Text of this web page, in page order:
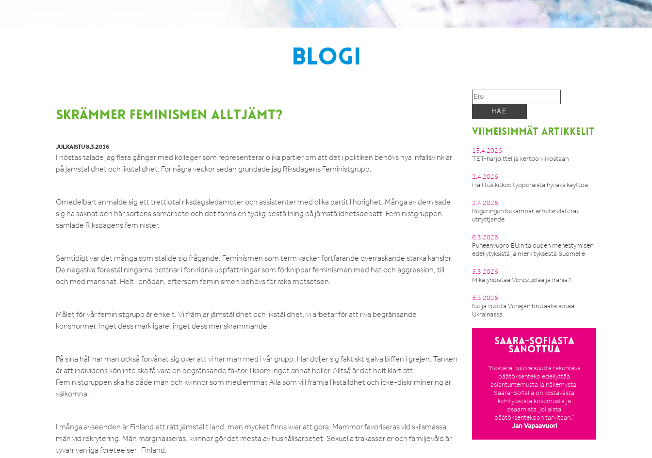
BLOGI
SKRÄMMER FEMINISMEN ALLTJÄMT?
JULKAISTU 8.3.2016
I höstas talade jag flera gånger med kolleger som representerar olika partier om att det i politiken behövs nya infallsvinklar
på jämställdhet och likställdhet. För några veckor sedan grundade jag Riksdagens Feministgrupp.
Omedelbart anmälde sig ett trettiotal riksdagsledamöter och assistenter med olika partitillhörighet. Många av dem sade
sig ha saknat den här sortens samarbete och det fanns en tydlig beställning på jämställdhetsdebatt. Feministgruppen
samlade Riksdagens feminister.
Samtidigt var det många som ställde sig frågande. Feminismen som term väcker fortfarande överraskande starka känslor.
De negativa föreställningarna bottnar i förvridna uppfattningar som förknippar feminismen med hat och aggression, till
och med manshat. Helt i onödan, eftersom feminismen behövs för raka motsatsen.
Målet för vår feministgrupp är enkelt. Vi främjar jämställdhet och likställdhet, vi arbetar för att riva begränsande
könsnormer. Inget dess märkligare, inget dess mer skrämmande.
På sina håll har man också förvånat sig över att vi har män med i vår grupp. Här döljer sig faktiskt själva biffen i grejen. Tanken
är att individens kön inte ska få vara en begränsande faktor, liksom inget annat heller. Alltså är det helt klart att
Feministgruppen ska ha både män och kvinnor som medlemmar. Alla som vill främja likställdhet och icke-diskriminering är
välkomna.
I många avseenden är Finland ett rätt jämställt land, men mycket finns kvar att göra. Mammor favoriseras vid skilsmässa,
män vid rekrytering. Män marginaliseras, kvinnor gör det mesta av hushållsarbetet. Sexuella trakasserier och familjevåld är
tyvärr vanliga företeelser i Finland.
VIIMEISIMMÄT ARTIKKELIT
13.4.2026
TET-harjoittelija kertoo viikostaan
2.4.2026
Hallitus kitkee työperäistä hyväksikäyttöä
2.4.2026
Regeringen bekämpar arbetsrelaterat
utnyttjande
6.3.2026
Puheenvuoro EU:n talouden menestymisen
edellytyksistä ja merkityksestä Suomelle
5.3.2026
Mikä yhdistää Venezuelaa ja Irania?
5.3.2026
Neljä vuotta Venäjän brutaalia sotaa
Ukrainassa
Saara-Sofiasta
sanottua
”Kestävä, tulevaisuutta rakentava
päätöksenteko edellyttää
asiantuntemusta ja näkemystä.
Saara-Sofialla on kestävästä
kehityksestä kokemusta ja
osaamista, jollaista
päätöksentekoon tarvitaan.”
Jan Vapaavuori